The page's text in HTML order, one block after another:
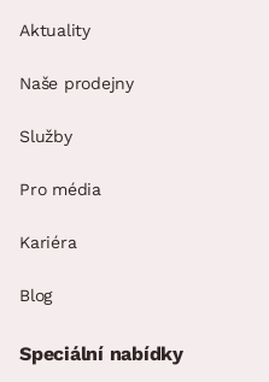
Aktuality
Naše prodejny
Služby
Pro média
Kariéra
Blog
Speciální nabídky